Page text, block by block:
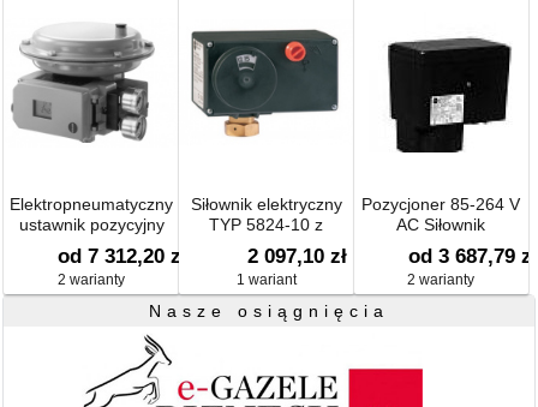
Elektropneumatyczny
ustawnik pozycyjny
3730
od 7 312,20 zł
2 warianty
Siłownik elektryczny
TYP 5824-10 z
pozycjonerem 24 V
DC
2 097,10 zł
1 wariant
Pozycjoner 85-264 V
AC Siłownik
elektryczny TYP 3374-
11
od 3 687,79 zł
2 warianty
Nasze osiągnięcia